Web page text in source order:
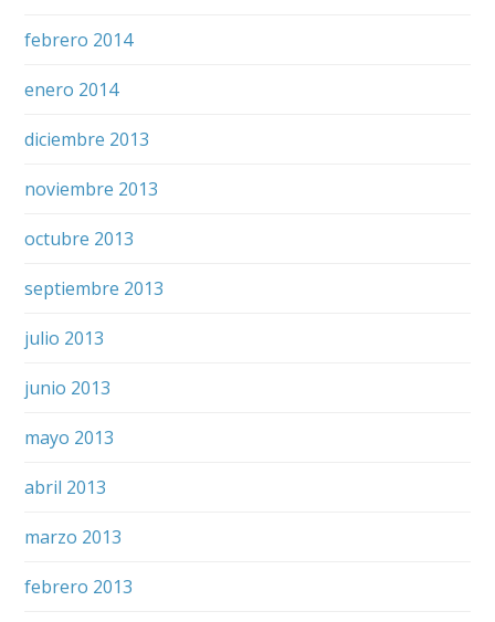
febrero 2014
enero 2014
diciembre 2013
noviembre 2013
octubre 2013
septiembre 2013
julio 2013
junio 2013
mayo 2013
abril 2013
marzo 2013
febrero 2013